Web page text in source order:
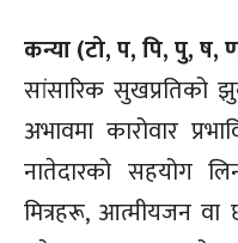
कन्या (टो, प, पि, पु, ष,
सांसारिक सुखप्रतिको
अभावमा कारोवार
नातेदारको सहयोग
मित्रहरू, आत्मीयजन वा